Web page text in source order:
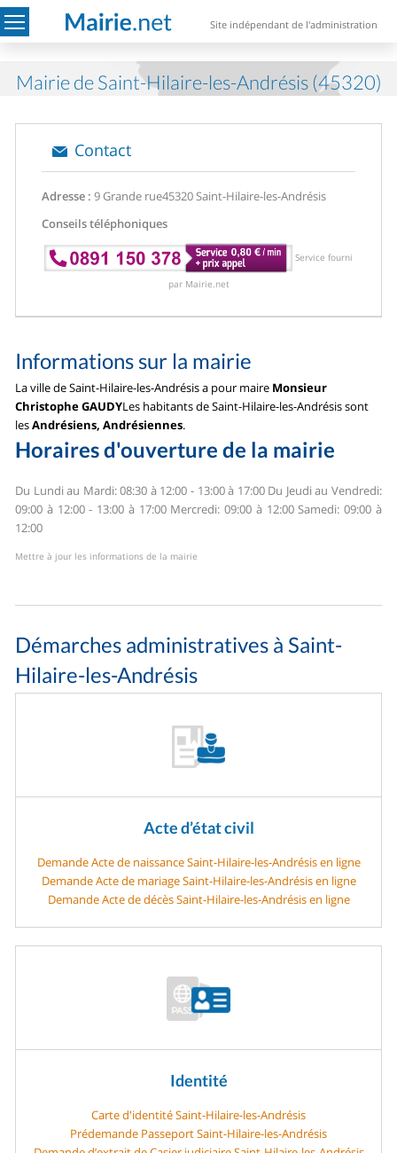
Site indépendant de l'administration
Mairie de Saint-Hilaire-les-Andrésis (45320)
Contact
Adresse : 9 Grande rue45320 Saint-Hilaire-les-Andrésis
Conseils téléphoniques
Service fourni
par Mairie.net
Informations sur la mairie
La ville de Saint-Hilaire-les-Andrésis a pour maire Monsieur
Christophe GAUDYLes habitants de Saint-Hilaire-les-Andrésis sont
lesAndrésiens, Andrésiennes.
Horaires d'ouverture de la mairie
Du Lundi au Mardi: 08:30 à 12:00 - 13:00 à 17:00Du Jeudi au Vendredi:
09:00 à 12:00 - 13:00 à 17:00Mercredi: 09:00 à 12:00Samedi: 09:00 à
12:00
Mettre à jour les informations de la mairie
Démarches administratives à Saint-
Hilaire-les-Andrésis
Acte d’état civil
Demande Acte de naissance Saint-Hilaire-les-Andrésis en ligne
Demande Acte de mariage Saint-Hilaire-les-Andrésis en ligne
Demande Acte de décès Saint-Hilaire-les-Andrésis en ligne
Identité
Carte d'identité Saint-Hilaire-les-Andrésis
Prédemande Passeport Saint-Hilaire-les-Andrésis